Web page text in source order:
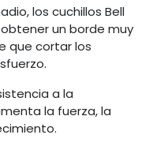
los cuchillos Bell
un borde muy
que cortar los
a la
la fuerza, la